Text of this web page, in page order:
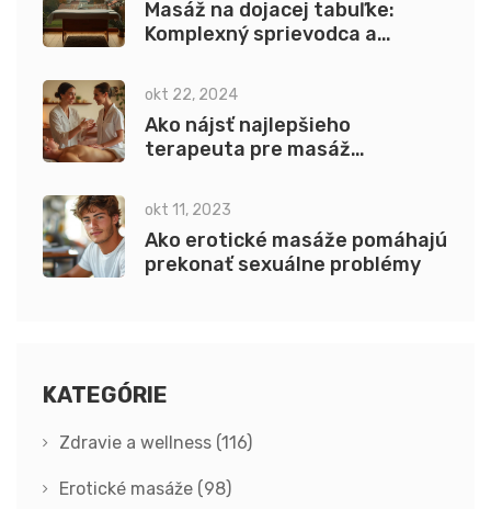
Masáž na dojacej tabuľke:
Komplexný sprievodca a
okt 22, 2024
Ako nájsť najlepšieho
terapeuta pre masáž
okt 11, 2023
Ako erotické masáže pomáhajú
prekonať sexuálne problémy
KATEGÓRIE
Zdravie a wellness (116)
Erotické masáže (98)